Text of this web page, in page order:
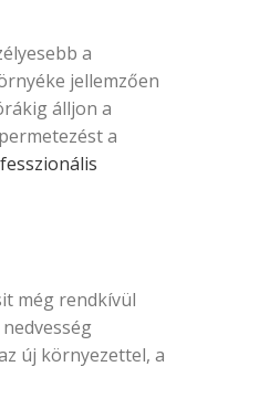
a
jellemzően
álljon a
a
még rendkívül
új környezettel, a